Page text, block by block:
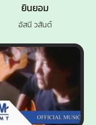
ยินยอม
อัสนี วสันต์